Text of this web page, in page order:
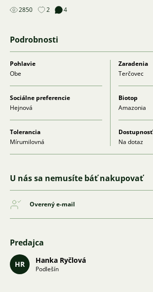
2850 2 4
Podrobnosti
Pohlavie
Obe
Zaradenia
Terčovec
Sociálne preferencie
Hejnová
Biotop
Amazonia
Tolerancia
Mírumilovná
Dostupnosť
Na dotaz
U nás sa nemusíte báť nakupovať
Overený e-mail
Predajca
HR Hanka Ryčlová
Podlešín